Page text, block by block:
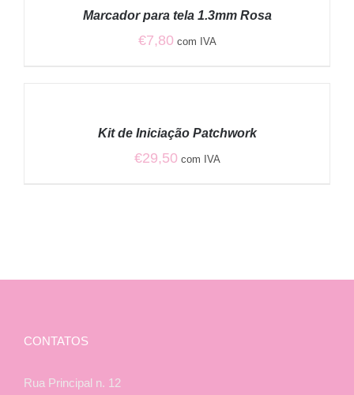
Marcador para tela 1.3mm Rosa
€7,80 com IVA
Kit de Iniciação Patchwork
€29,50 com IVA
CONTATOS
Rua Principal n. 12